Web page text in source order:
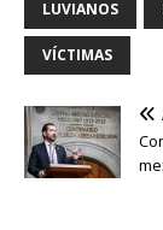
LUVIANOS
VÍCTIMAS